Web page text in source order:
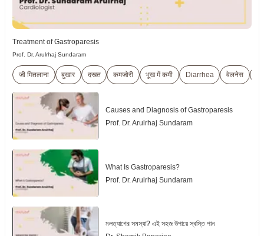
Treatment of Gastroparesis
Prof. Dr. Arulrhaj Sundaram
जी मितलाना बुखार दस्त्त कमजोरी भूख में कमी Diarrhea वेलनेस
Causes and Diagnosis of Gastroparesis
Prof. Dr. Arulrhaj Sundaram
What Is Gastroparesis?
Prof. Dr. Arulrhaj Sundaram
মলত্যাগের সমস্যা? এই সহজ উপায়ে স্বস্তি পান